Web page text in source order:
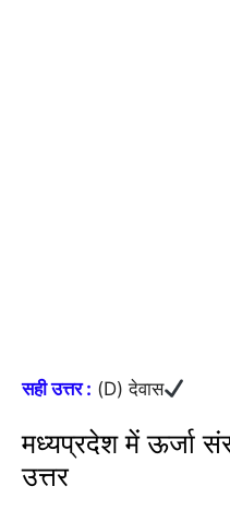
सही उत्तर : (D) देवास
मध्यप्रदेश में ऊर्जा
उत्तर